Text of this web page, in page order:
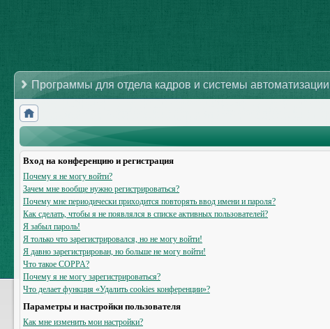
Программы для отдела кадров и системы автоматизации
Вход на конференцию и регистрация
Почему я не могу войти?
Зачем мне вообще нужно регистрироваться?
Почему мне периодически приходится повторять ввод имени и пароля?
Как сделать, чтобы я не появлялся в списке активных пользователей?
Я забыл пароль!
Я только что зарегистрировался, но не могу войти!
Я давно зарегистрирован, но больше не могу войти!
Что такое COPPA?
Почему я не могу зарегистрироваться?
Что делает функция «Удалить cookies конференции»?
Параметры и настройки пользователя
Как мне изменить мои настройки?